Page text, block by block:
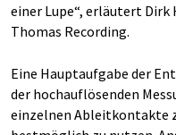
einer Lupe“, erläutert Dirk
Thomas Recording.
Eine Hauptaufgabe der
der hochauflösenden
einzelnen Ableitkontakte